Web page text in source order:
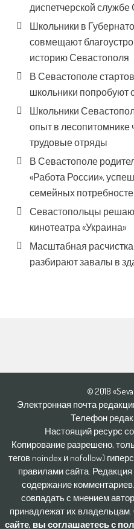
диспетчерской
Школьники в
совмещают
историю Севастополя
В Севастополе
школьники попробуют
Школьники
опыт в лесопитомнике
трудовые отряды
В Севастополе
«Работа России»,
семейных
Севастопольцы
кинотеатра «Украина»
Масштабная
разбирают завалы в
© 2018
Электронная почта
Телефон
Настоящий ресурс
Копирование разрешено,
тегов noindex и nofollow)
правилами сайта. Редакция
содержание
совпадать с мнением
принадлежат их владельцам.
сайте, вы соглашаетесь с